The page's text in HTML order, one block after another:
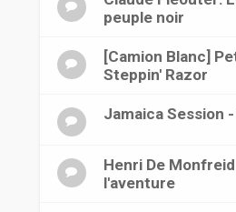
peuple noir
[Camion Blanc]
Steppin' Razor
Jamaica Session -
Henri De
l'aventure